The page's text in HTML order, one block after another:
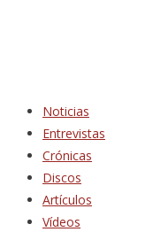
Noticias
Entrevistas
Crónicas
Discos
Artículos
Vídeos